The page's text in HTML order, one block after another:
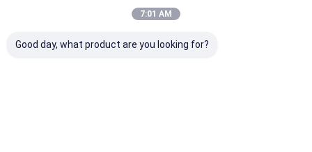
7:01 AM
Good day, what product are you looking for?